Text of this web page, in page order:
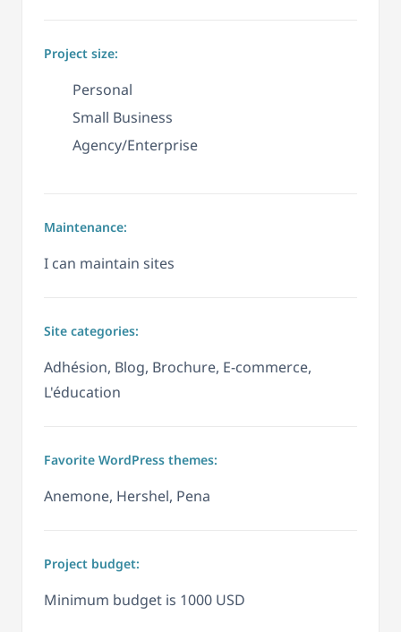
Project size:
Personal
Small Business
Agency/Enterprise
Maintenance:
I can maintain sites
Site categories:
Adhésion, Blog, Brochure, E-commerce,
L'éducation
Favorite WordPress themes:
Anemone, Hershel, Pena
Project budget:
Minimum budget is 1000 USD